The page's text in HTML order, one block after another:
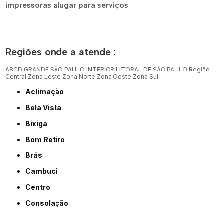
impressoras alugar para serviços
Regiões onde a atende :
ABCD GRANDE SÃO PAULO INTERIOR LITORAL DE SÃO PAULO Região
Central Zona Leste Zona Norte Zona Oeste Zona Sul
Aclimação
Bela Vista
Bixiga
Bom Retiro
Brás
Cambuci
Centro
Consolação